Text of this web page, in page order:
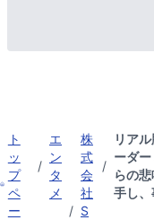
ト
ッ
プ
ペ
ー
/
エ
ン
タ
メ
/
株
式
会
社
S
/
リア
ーダ
らの
手し、